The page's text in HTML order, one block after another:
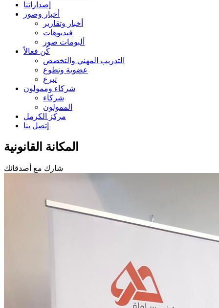
إصداراتنا
أخبار وصور
أخبار وتقارير
فيديوهات
ألبومات صور
كُن فعالاً
التدريب المهني والتخصص
عضوية وتطوع
تبرع
شركاء وممولون
شركاء
الممولون
مركز الكرمل
إتصل بنا
المكانة القانونية
شارك مع أصدقائك